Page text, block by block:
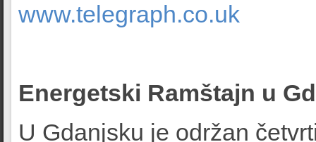
www.telegraph.co.uk
Energetski Ramštajn u
U Gdanjsku je održan